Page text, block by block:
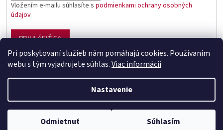
Pri poskytovaní služieb nám pomáhajú cookies. Používaním
webu s tým vyjadrujete súhlas.Viac informácií
Nastavenie
Odmietnuť Súhlasím
Vložením e-mailu súhlasíte s podmienkami ochrany osobných
údajov
PRIHLÁSIŤ SA
Copyright 2026Sumciar - rybárske potreby. Všetky práva
vyhradené.
Upraviť nastavenie cookies